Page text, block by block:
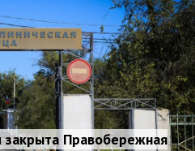
закрыта Правобережная